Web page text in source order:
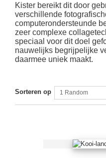
Kister bereikt dit door
verschillende
computerondersteunde
zeer complexe
speciaal voor dit doel
nauwelijks begrijpelijke
daarmee uniek maakt.
Sorteren op 1 Random